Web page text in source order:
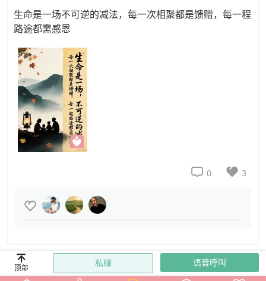
生命是一场不可逆的减法，每一次相聚都是馈赠，每一程
路途都需感恩
 0  3


顶部 私聊 语音呼叫